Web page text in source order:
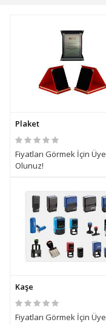
Plaket
Fiyatları Görmek İçin Üye
Olunuz!
Kaşe
Fiyatları Görmek İçin Üye